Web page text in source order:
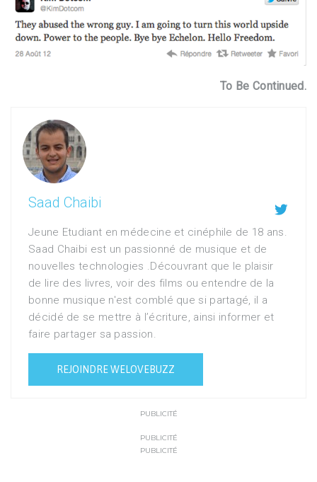
To Be Continued.
Saad Chaibi 
Jeune Etudiant en médecine et cinéphile de 18 ans.
Saad Chaibi est un passionné de musique et de
nouvelles technologies .Découvrant que le plaisir
de lire des livres, voir des films ou entendre de la
bonne musique n'est comblé que si partagé, il a
décidé de se mettre à l’écriture, ainsi informer et
faire partager sa passion.
REJOINDRE WELOVEBUZZ
PUBLICITÉ
PUBLICITÉ
PUBLICITÉ